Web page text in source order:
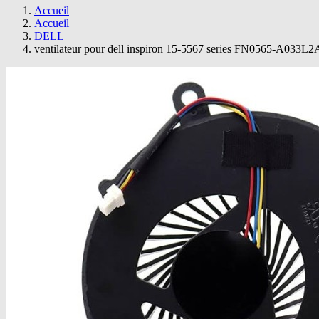
Accueil
Accueil
DELL
ventilateur pour dell inspiron 15-5567 series FN0565-